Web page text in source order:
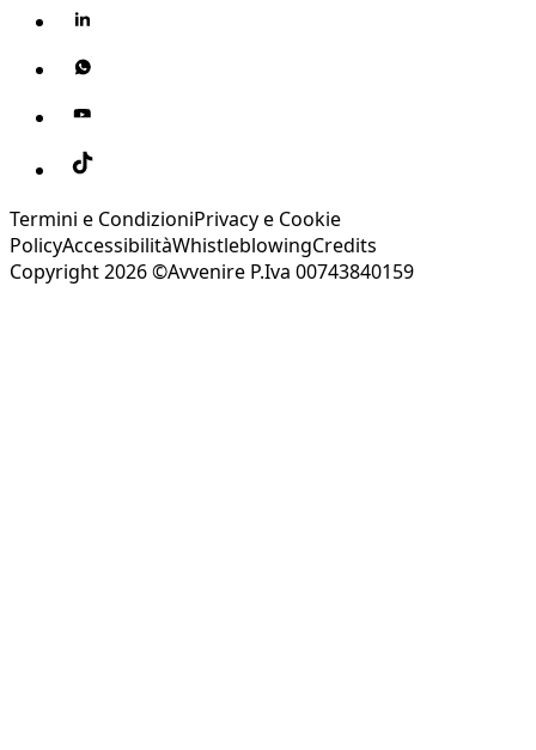
Termini e CondizioniPrivacy e Cookie
PolicyAccessibilitàWhistleblowingCredits
Copyright 2026 ©Avvenire P.Iva 00743840159